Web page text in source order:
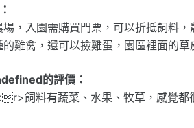
，入園需購買門票，可以折抵飼料
雞禽，還可以撿雞蛋，園區裡面的草
的評價：
飼料有蔬菜、水果、牧草，感覺